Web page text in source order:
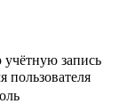
запись
пользователя